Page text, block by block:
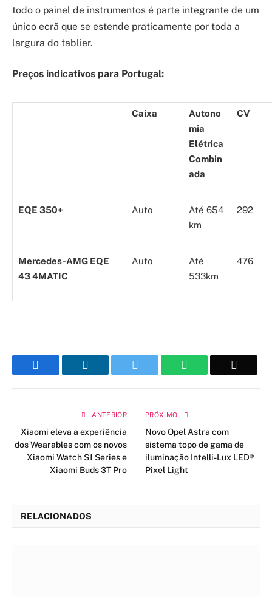
todo o painel de instrumentos é parte integrante de um
único ecrã que se estende praticamente por toda a
largura do tablier.
Preços indicativos para Portugal:
Caixa
Autono
mia
Elétrica
Combin
ada
CV
EQE 350+ Auto
Até 654
km
292
Mercedes-AMG EQE
43 4MATIC
Auto
Até
533km
476
WhatsApp
ANTERIOR
Xiaomi eleva a experiência
dos Wearables com os novos
Xiaomi Watch S1 Series e
Xiaomi Buds 3T Pro
PRÓXIMO
Novo Opel Astra com
sistema topo de gama de
iluminação Intelli-Lux LED®
Pixel Light
RELACIONADOS